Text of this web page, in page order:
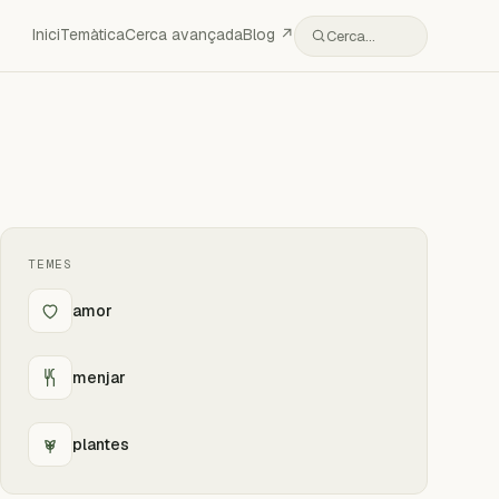
IniciTemàticaCerca avançadaBlog ↗ Cerca…
TEMES
amor
menjar
plantes